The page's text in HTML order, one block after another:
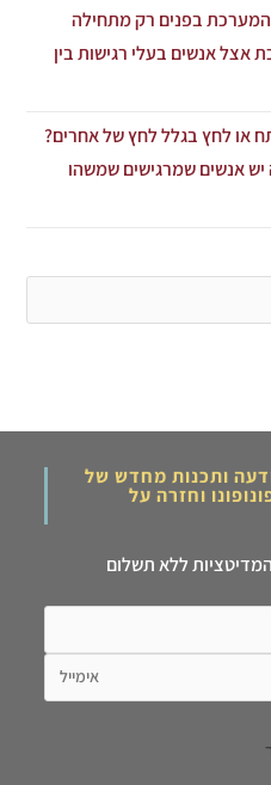
בפנים רק מתחילה
אנשים בעלי רגישות בין
או לחץ בגלל לחץ של אחרים?
יש אנשים שמרגישים שמשהו
ותכנות מחדש של
וחזרה על
ללא תשלום